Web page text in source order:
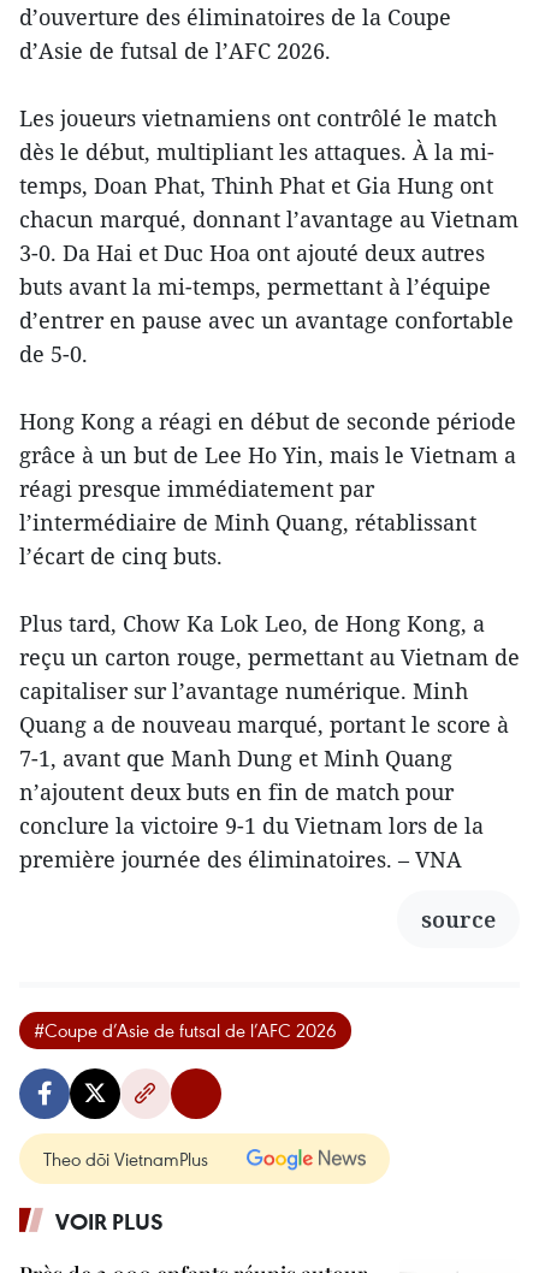
d’ouverture des éliminatoires de la Coupe
d’Asie de futsal de l’AFC 2026.
Les joueurs vietnamiens ont contrôlé le match
dès le début, multipliant les attaques. À la mi-
temps, Doan Phat, Thinh Phat et Gia Hung ont
chacun marqué, donnant l’avantage au Vietnam
3-0. Da Hai et Duc Hoa ont ajouté deux autres
buts avant la mi-temps, permettant à l’équipe
d’entrer en pause avec un avantage confortable
de 5-0.
Hong Kong a réagi en début de seconde période
grâce à un but de Lee Ho Yin, mais le Vietnam a
réagi presque immédiatement par
l’intermédiaire de Minh Quang, rétablissant
l’écart de cinq buts.
Plus tard, Chow Ka Lok Leo, de Hong Kong, a
reçu un carton rouge, permettant au Vietnam de
capitaliser sur l’avantage numérique. Minh
Quang a de nouveau marqué, portant le score à
7-1, avant que Manh Dung et Minh Quang
n’ajoutent deux buts en fin de match pour
conclure la victoire 9-1 du Vietnam lors de la
première journée des éliminatoires. – VNA
source
#Coupe d’Asie de futsal de l’AFC 2026
Theo dõi VietnamPlus
VOIR PLUS